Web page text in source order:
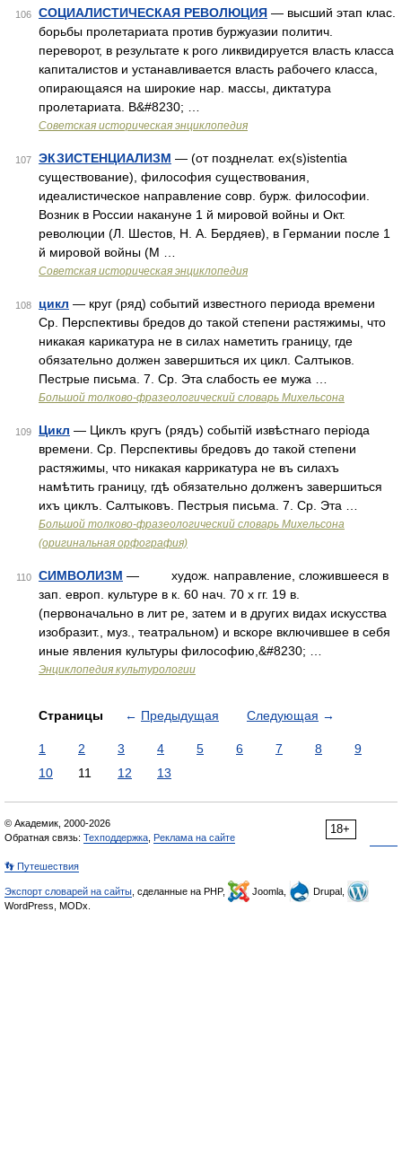
106 СОЦИАЛИСТИЧЕСКАЯ РЕВОЛЮЦИЯ — высший этап клас.
борьбы пролетариата против буржуазии политич.
переворот, в результате к рого ликвидируется власть класса
капиталистов и устанавливается власть рабочего класса,
опирающаяся на широкие нар. массы, диктатура
пролетариата. В&#8230; …
Советская историческая энциклопедия
107 ЭКЗИСТЕНЦИАЛИЗМ — (от позднелат. ex(s)istentia
существование), философия существования,
идеалистическое направление совр. бурж. философии.
Возник в России накануне 1 й мировой войны и Окт.
революции (Л. Шестов, Н. А. Бердяев), в Германии после 1
й мировой войны (М …
Советская историческая энциклопедия
108 цикл — круг (ряд) событий известного периода времени
Ср. Перспективы бредов до такой степени растяжимы, что
никакая карикатура не в силах наметить границу, где
обязательно должен завершиться их цикл. Салтыков.
Пестрые письма. 7. Ср. Эта слабость ее мужа …
Большой толково-фразеологический словарь Михельсона
109 Цикл — Циклъ кругъ (рядъ) событій извѣстнаго періода
времени. Ср. Перспективы бредовъ до такой степени
растяжимы, что никакая каррикатура не въ силахъ
намѣтить границу, гдѣ обязательно долженъ завершиться
ихъ циклъ. Салтыковъ. Пестрыя письма. 7. Ср. Эта …
Большой толково-фразеологический словарь Михельсона
(оригинальная орфография)
110 СИМВОЛИЗМ — худож. направление, сложившееся в
зап. европ. культуре в к. 60 нач. 70 х гг. 19 в.
(первоначально в лит ре, затем и в других видах искусства
изобразит., муз., театральном) и вскоре включившее в себя
иные явления культуры философию,&#8230; …
Энциклопедия культурологии
Страницы ← Предыдущая Следующая →
1 2 3 4 5 6 7 8
9
10
11 12 13
18+
© Академик, 2000-2026
Обратная связь: Техподдержка Реклама на сайте
👣 Путешествия
Экспорт словарей на сайты , сделанные на PHP, Joomla,
Drupal,
WordPress, MODx.